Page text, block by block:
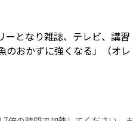
ーとなり雑誌、テレビ、講習
のおかずに強くなる」（オレ